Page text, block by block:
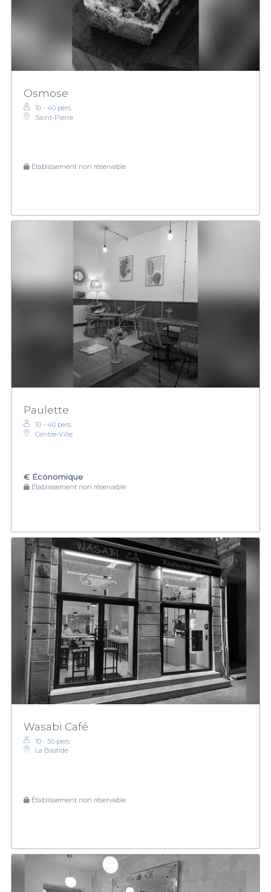
Osmose
10 - 40 pers.
Saint-Pierre
Établissement non réservable
Paulette
10 - 40 pers.
Centre-Ville
€ Économique
Établissement non réservable
Wasabi Café
10 - 50 pers.
La Bastide
Établissement non réservable